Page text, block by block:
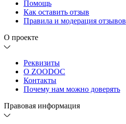
Помощь
Как оставить отзыв
Правила и модерация отзывов
О проекте
Реквизиты
О ZOODOC
Контакты
Почему нам можно доверять
Правовая информация